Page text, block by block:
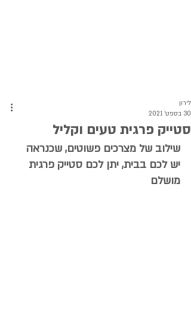
סטייק פרגית טעים וקליל
לירון
30 בספט׳ 2021
שילוב של מצרכים פשוטים, שכנראה
יש לכם בבית, יתן לכם סטייק פרגית
מושלם